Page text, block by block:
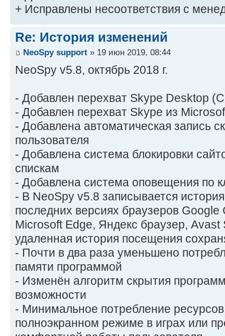
+ Исправлены несоответствия с
Re: История изменений
NeoSpy support » 19 июн 2019, 08:44
NeoSpy v5.8, октябрь 2018 г.
- Добавлен перехват Skype Desktop
- Добавлен перехват Skype из
- Добавлена автоматическая запись
пользователя
- Добавлена система блокировки
спискам
- Добавлена система оповещения по
- В NeoSpy v5.8 записывается
последних версиях браузеров
Microsoft Edge, Яндекс браузер,
удаленная история посещения
- Почти в два раза уменьшено
памяти программой
- Изменён алгоритм скрытия
возможности
- Минимальное потребление
полноэкранном режиме в играх или